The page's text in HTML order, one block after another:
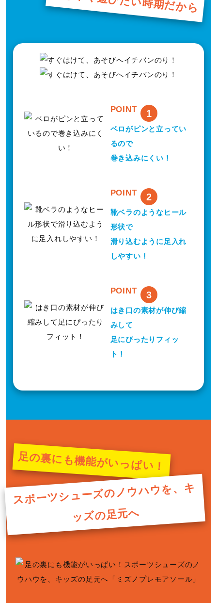
y
V
i
e
POINT 1
ベロがピンと立ってい
るので
巻き込みにくい！
POINT 2
靴ベラのようなヒール
形状で
滑り込むように足入れ
しやすい！
POINT 3
はき口の素材が伸び縮
みして
足にぴったりフィッ
ト！
足の裏にも機能がいっぱい！
スポーツシューズのノウハウを、キ
ッズの足元へ